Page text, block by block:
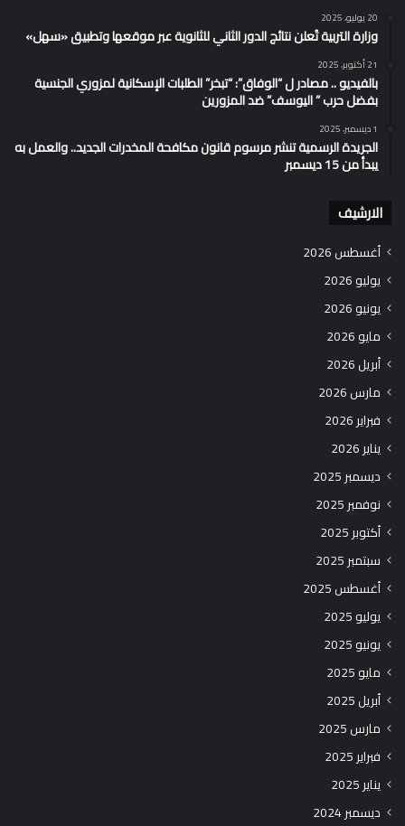
20 يوليو، 2025
وزارة التربية تُعلن نتائج الدور الثاني للثانوية عبر موقعها وتطبيق «سهل»
21 أكتوبر، 2025
بالفيديو .. مصادر ل “الوفاق”: “تبخر” الطلبات الإسكانية لمزوري الجنسية
بفضل حرب ” اليوسف” ضد المزورين
1 ديسمبر، 2025
الجريدة الرسمية تنشر مرسوم قانون مكافحة المخدرات الجديد.. والعمل به
يبدأ من 15 ديسمبر
الارشيف
أغسطس 2026
يوليو 2026
يونيو 2026
مايو 2026
أبريل 2026
مارس 2026
فبراير 2026
يناير 2026
ديسمبر 2025
نوفمبر 2025
أكتوبر 2025
سبتمبر 2025
أغسطس 2025
يوليو 2025
يونيو 2025
مايو 2025
أبريل 2025
مارس 2025
فبراير 2025
يناير 2025
ديسمبر 2024